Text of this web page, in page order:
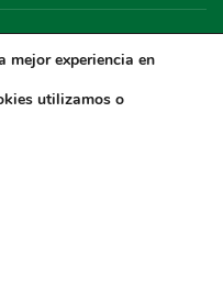
mejor experiencia en
utilizamos o